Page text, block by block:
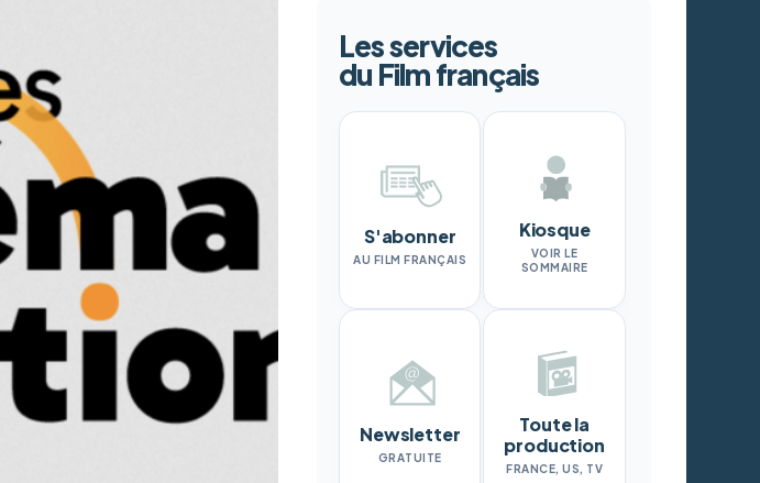
Les services
du Film français
S'abonner
AU FILM FRANÇAIS
Kiosque
VOIR LE
SOMMAIRE
Newsletter
GRATUITE
Toute la
production
FRANCE, US, TV